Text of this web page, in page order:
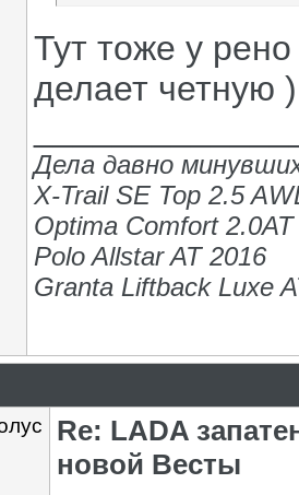
Тут тоже у
делает четную )
Дела давно
X-Trail SE Top 2.5
Optima Comfort
Polo Allstar AT 2016
Granta Liftback Luxe
Re: LADA
новой Весты